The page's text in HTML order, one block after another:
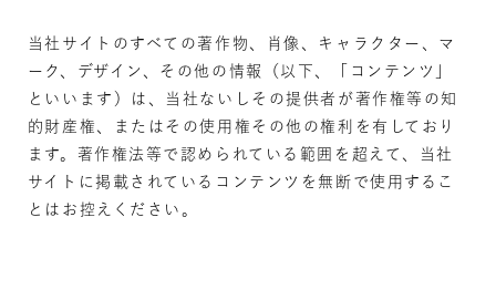
当社サイトのすべての著作物、肖像、キャラクター、マ
ーク、デザイン、その他の情報（以下、「コンテンツ」
といいます）は、当社ないしその提供者が著作権等の知
的財産権、またはその使用権その他の権利を有しており
ます。著作権法等で認められている範囲を超えて、当社
サイトに掲載されているコンテンツを無断で使用するこ
とはお控えください。